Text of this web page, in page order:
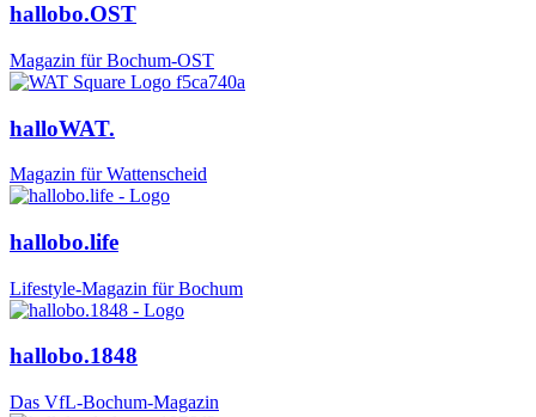
hallobo.OST
Magazin für Bochum-OST
halloWAT.
Magazin für Wattenscheid
hallobo.life
Lifestyle-Magazin für Bochum
hallobo.1848
Das VfL-Bochum-Magazin